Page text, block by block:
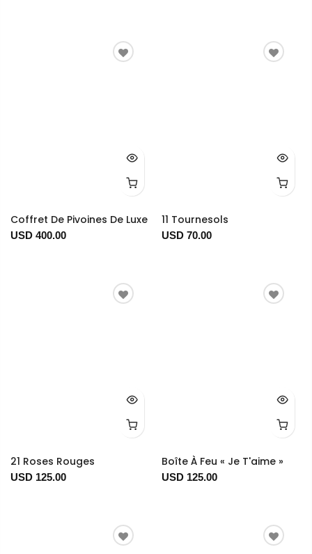
Coffret De Pivoines De Luxe
USD 400.00
11 Tournesols
USD 70.00
21 Roses Rouges
USD 125.00
Boîte À Feu « Je T'aime »
USD 125.00